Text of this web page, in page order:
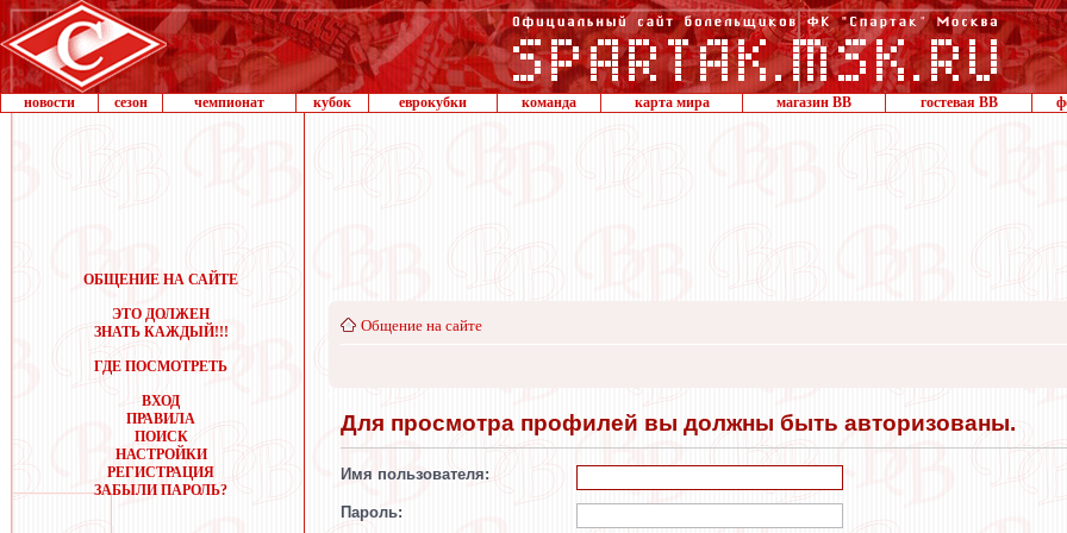
новости сезон чемпионат кубок еврокубки команда карта мира магазин ВВ гостевая ВВ
ОБЩЕНИЕ НА САЙТЕ
ЭТО ДОЛЖЕН
ЗНАТЬ КАЖДЫЙ!!!
ГДЕ ПОСМОТРЕТЬ
ВХОД
ПРАВИЛА
ПОИСК
НАСТРОЙКИ
РЕГИСТРАЦИЯ
ЗАБЫЛИ ПАРОЛЬ?
Общение на сайте
Для просмотра профилей вы должны быть авторизованы.
Имя пользователя:
Пароль: